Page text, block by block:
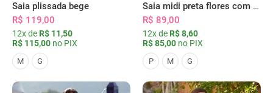
Saia plissada bege
R$ 119,00
12x de R$ 11,50
R$ 115,00 no PIX
M G
Saia midi preta flores com bolsos
R$ 89,00
12x de R$ 8,60
R$ 85,00 no PIX
P M G